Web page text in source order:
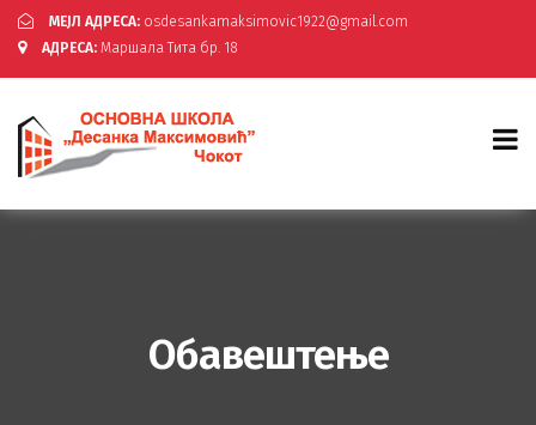
МЕЈЛ АДРЕСА: osdesankamaksimovic1922@gmail.com
АДРЕСА: Маршала Тита бр. 18
Обавештење